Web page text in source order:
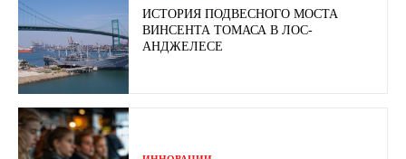
ИСТОРИЯ ПОДВЕСНОГО МОСТА
ВИНСЕНТА ТОМАСА В ЛОС-
АНДЖЕЛЕСЕ